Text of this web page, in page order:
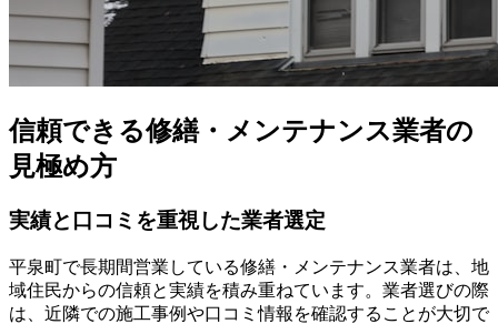
信頼できる修繕・メンテナンス業者の
見極め方
実績と口コミを重視した業者選定
平泉町で長期間営業している修繕・メンテナンス業者は、地
域住民からの信頼と実績を積み重ねています。業者選びの際
は、近隣での施工事例や口コミ情報を確認することが大切で